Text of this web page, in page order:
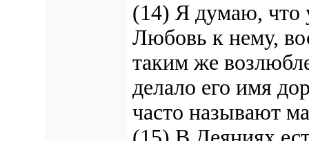
(14) Я думаю, что
Любовь к нему,
таким же
делало его имя
часто называют